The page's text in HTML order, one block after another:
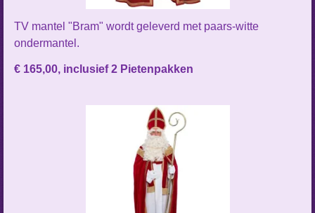
TV mantel "Bram" wordt geleverd met paars-witte
ondermantel.
€ 165,00, inclusief 2 Pietenpakken